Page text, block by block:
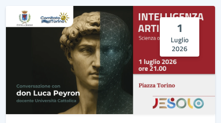
1
Luglio
2026